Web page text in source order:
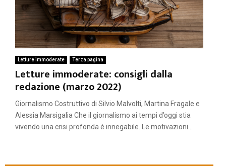
Letture immoderate Terza pagina
Letture immoderate: consigli dalla
redazione (marzo 2022)
Giornalismo Costruttivo di Silvio Malvolti, Martina Fragale e
Alessia Marsigalia Che il giornalismo ai tempi d’oggi stia
vivendo una crisi profonda è innegabile. Le motivazioni...